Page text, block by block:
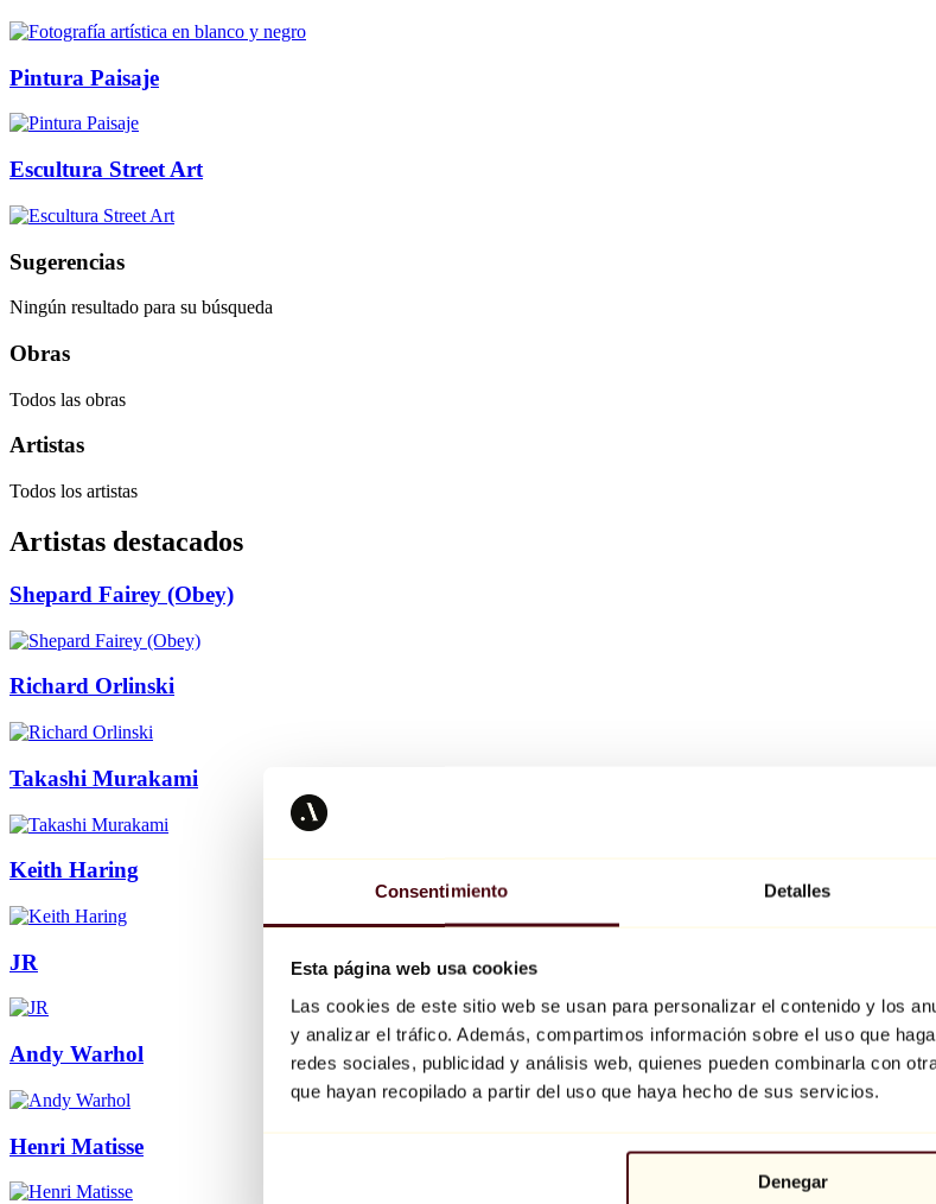
Consentimiento Detalles
Esta página web usa cookies
Las cookies de este sitio web se usan para personalizar el contenido y los
y analizar el tráfico. Además, compartimos información sobre el uso que
redes sociales, publicidad y análisis web, quienes pueden combinarla con
que hayan recopilado a partir del uso que haya hecho de sus servicios.
Denegar
Pintura Paisaje
Escultura Street Art
Sugerencias
Ningún resultado para su búsqueda
Obras
Todos las obras
Artistas
Todos los artistas
Artistas destacados
Shepard Fairey (Obey)
Richard Orlinski
Takashi Murakami
Keith Haring
JR
Andy Warhol
Henri Matisse